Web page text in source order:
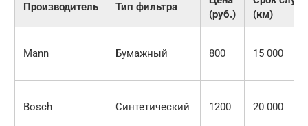
Производитель Тип фильтра
(руб.)
(км)
Mann Бумажный 800 15 000
Bosch Синтетический 1200 20 000